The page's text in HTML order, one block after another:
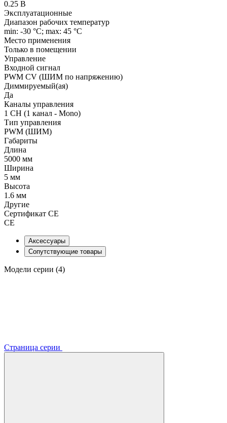
0.25 В
Эксплуатационные
Диапазон рабочих температур
min: -30 °C; max: 45 °C
Место применения
Только в помещении
Управление
Входной сигнал
PWM СV (ШИМ по напряжению)
Диммируемый(ая)
Да
Каналы управления
1 CH (1 канал - Mono)
Тип управления
PWM (ШИМ)
Габариты
Длина
5000 мм
Ширина
5 мм
Высота
1.6 мм
Другие
Сертификат CE
CE
Аксессуары
Сопутствующие товары
Модели серии (4)
Страница серии